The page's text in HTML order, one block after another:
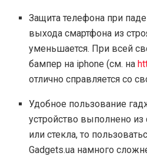
Защита телефона при
выхода смартфона из
уменьшается. При всей
бампер на iphone (см. на
отлично справляется со
Удобное пользование
устройство выполнено из
или стекла, то
Gadgets.ua намного